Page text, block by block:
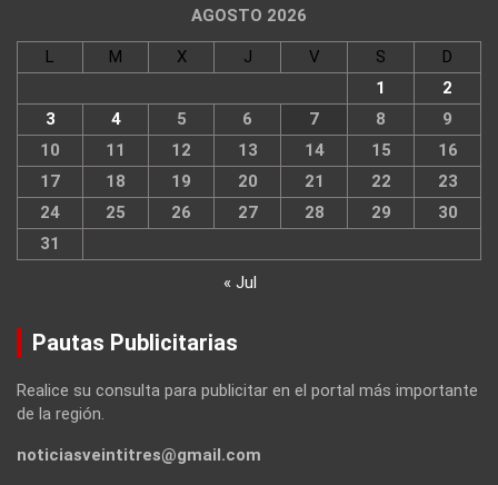
AGOSTO 2026
L M X J V S
D
1
2
3
4 5 6 7 8
9
10
11 12 13 14 15
16
17
18 19 20 21 22
23
24
25 26 27 28 29
30
31
« Jul
Pautas Publicitarias
Realice su consulta para publicitar en el portal más importante
de la región.
noticiasveintitres@gmail.com